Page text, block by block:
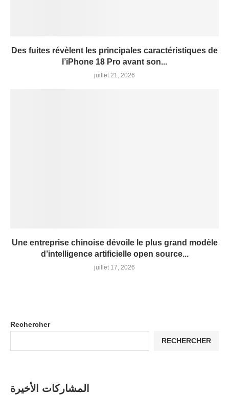
Des fuites révèlent les principales caractéristiques de
l’iPhone 18 Pro avant son...
juillet 21, 2026
Une entreprise chinoise dévoile le plus grand modèle
d’intelligence artificielle open source...
juillet 17, 2026
Rechercher
RECHERCHER
المشاركات الأخيرة